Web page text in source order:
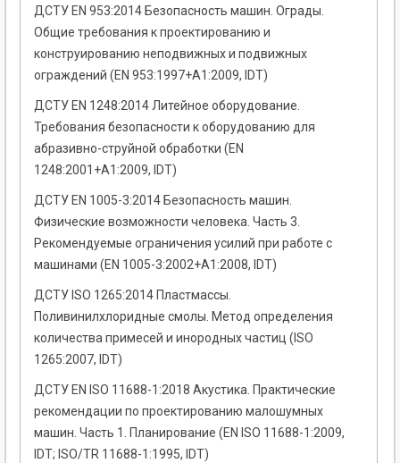
ДСТУ EN 953:2014 Безопасность машин. Ограды.
Общие требования к проектированию и
конструированию неподвижных и подвижных
ограждений (EN 953:1997+A1:2009, IDT)
ДСТУ EN 1248:2014 Литейное оборудование.
Требования безопасности к оборудованию для
абразивно-струйной обработки (EN
1248:2001+A1:2009, IDT)
ДСТУ EN 1005-3:2014 Безопасность машин.
Физические возможности человека. Часть 3.
Рекомендуемые ограничения усилий при работе с
машинами (EN 1005-3:2002+A1:2008, IDT)
ДСТУ ISO 1265:2014 Пластмассы.
Поливинилхлоридные смолы. Метод определения
количества примесей и инородных частиц (ISO
1265:2007, IDT)
ДСТУ EN ISO 11688-1:2018 Акустика. Практические
рекомендации по проектированию малошумных
машин. Часть 1. Планирование (EN ISO 11688-1:2009,
IDT; ISO/TR 11688-1:1995, IDT)